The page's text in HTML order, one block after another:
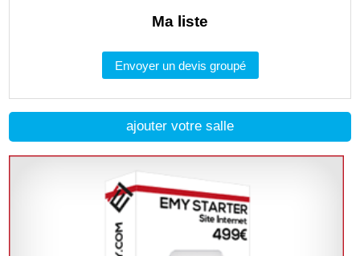
ajouter votre salle
Ma liste
Envoyer un devis groupé